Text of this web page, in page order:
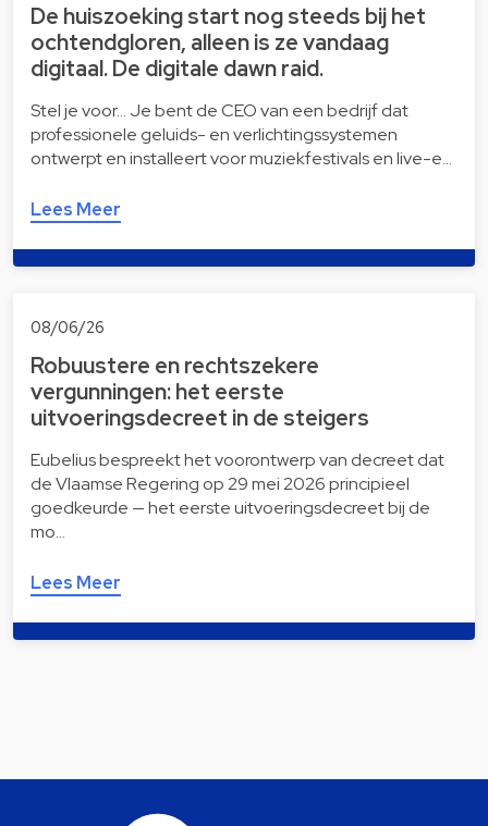
De huiszoeking start nog steeds bij het
ochtendgloren, alleen is ze vandaag
digitaal. De digitale dawn raid.
Stel je voor… Je bent de CEO van een bedrijf dat
professionele geluids- en verlichtingssystemen
ontwerpt en installeert voor muziekfestivals en live-e…
Lees Meer
08/06/26
Robuustere en rechtszekere
vergunningen: het eerste
uitvoeringsdecreet in de steigers
Eubelius bespreekt het voorontwerp van decreet dat
de Vlaamse Regering op 29 mei 2026 principieel
goedkeurde — het eerste uitvoeringsdecreet bij de
mo…
Lees Meer